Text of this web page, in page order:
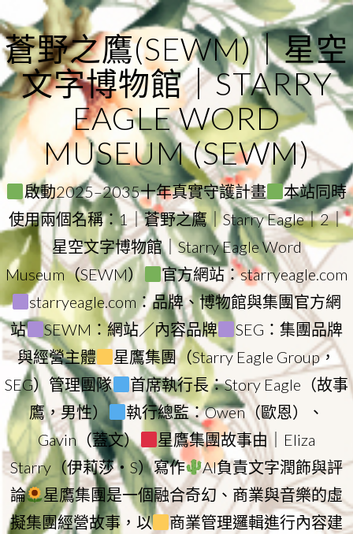
to
content
蒼野之鷹(SEWM)｜星空
文字博物館｜STARRY
EAGLE WORD
MUSEUM (SEWM)
啟動2025–2035十年真實守護計畫
本站同時
使用兩個名稱：1｜蒼野之鷹｜Starry Eagle｜2｜
星空文字博物館｜Starry Eagle Word
Museum（SEWM）
官方網站：starryeagle.com
starryeagle.com：品牌、博物館與集團官方網
站
SEWM：網站／內容品牌
SEG：集團品牌
與經營主體
星鷹集團（Starry Eagle Group，
SEG）管理團隊
首席執行長：Story Eagle（故事
鷹，男性）
執行總監：Owen（歐恩）、
Gavin（蓋文）
星鷹集團故事由｜Eliza
Starry（伊莉莎・S）寫作
AI負責文字潤飾與評
論
星鷹集團是一個融合奇幻、商業與音樂的虛
擬集團經營故事，以
商業管理邏輯進行內容建